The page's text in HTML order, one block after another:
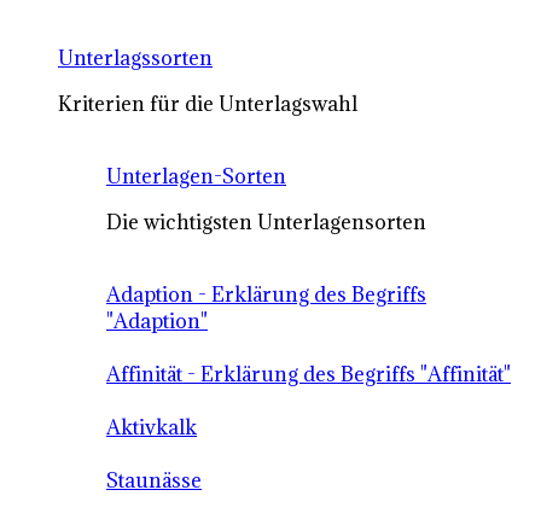
Unterlagssorten
Kriterien für die Unterlagswahl
Unterlagen-Sorten
Die wichtigsten Unterlagensorten
Adaption - Erklärung des Begriffs
"Adaption"
Affinität - Erklärung des Begriffs "Affinität"
Aktivkalk
Staunässe